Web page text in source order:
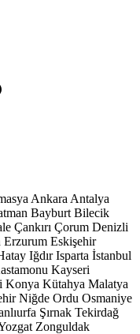
Ankara Antalya
Bayburt Bilecik
Çankırı Çorum Denizli
Erzurum Eskişehir
Iğdır Isparta İstanbul
Kayseri
Konya Kütahya Malatya
Niğde Ordu Osmaniye
Şırnak Tekirdağ
Zonguldak